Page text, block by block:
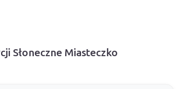
Słoneczne Miasteczko